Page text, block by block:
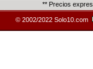
** Precios
© 2002/2022 Solo10.com